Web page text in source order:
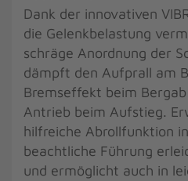
Dank der innovativen
die Gelenkbelastung
schräge Anordnung der
dämpft den Aufprall am
Bremseffekt beim
Antrieb beim Aufstieg.
hilfreiche Abrollfunktion
beachtliche Führung
und ermöglicht auch in